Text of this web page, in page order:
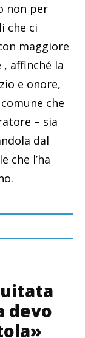
non per
che ci
maggiore
affinché la
e onore,
che
– sia
dal
che l’ha
devo